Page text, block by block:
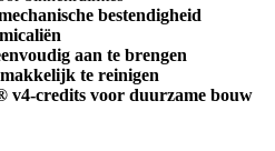
bestendigheid
aan te brengen
te reinigen
credits voor duurzame bouw